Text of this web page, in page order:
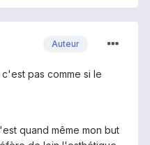
Auteur
pas comme si le
quand même mon but